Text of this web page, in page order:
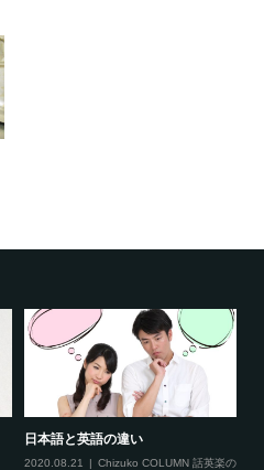
日本語と英語の違い
2020.08.21
Chizuko COLUMN 話英楽の